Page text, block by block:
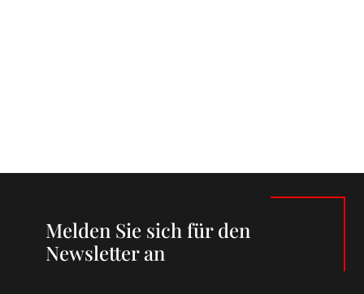
Melden Sie sich für den
Newsletter an